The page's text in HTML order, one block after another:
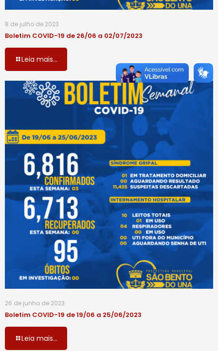
8 de julho de 2023
Boletim COVID-19 de 26/06 a 02/07/2023
Leia mais...
26 de junho de 2023
Boletim COVID-19 de 19/06 a 25/06/2023
Leia mais...